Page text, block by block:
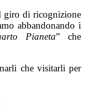
giro di ricognizione
abbandonando i
Pianeta” che
che visitarli per